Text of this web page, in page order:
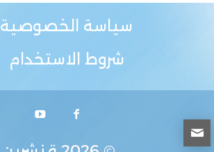
سياسة الخصوصية
شروط الاستخدام